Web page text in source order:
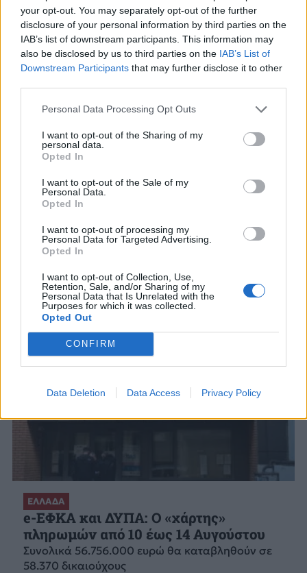
your opt-out. You may separately opt-out of the further
disclosure of your personal information by third parties on the
IAB’s list of downstream participants. This information may
also be disclosed by us to third parties on the IAB’s List of
Downstream Participants that may further disclose it to other
Personal Data Processing Opt Outs
I want to opt-out of the Sharing of my
personal data.
Opted In
I want to opt-out of the Sale of my
Personal Data.
Opted In
I want to opt-out of processing my
Personal Data for Targeted Advertising.
Opted In
I want to opt-out of Collection, Use,
Retention, Sale, and/or Sharing of my
Personal Data that Is Unrelated with the
Purposes for which it was collected.
Opted Out
CONFIRM
Data Deletion Data Access Privacy Policy
Red Code: Σε κατάσταση
κινητοποίησης η Αττική και άλλες 5
περιοχές της χώρας αύριο – Αναλυτικά
ο Χάρτης Πρόβλεψης Κινδύνου
Πυρκαγιάς
Στο πλαίσιο αυτό ο εθνικός μηχανισμός
ενεργοποιεί το αναγκαίο ανθρώπινο δυναμικό
και τα αντίστοιχα προς τις ανάγκες υλικά και
μέσα
8 ΑΥΓ. 2026, 17:26
ΕΛΛΑΔΑ
e-ΕΦΚΑ και ΔΥΠΑ: Ο «χάρτης»
πληρωμών από 10 έως 14 Αυγούστου
Συνολικά 56.756.000 ευρώ θα καταβληθούν σε
58.370 δικαιούχους